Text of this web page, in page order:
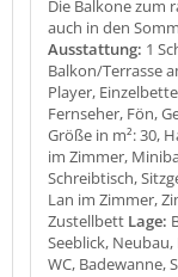
Die Balkone zum
auch in den
Ausstattung: 1
Balkon/Terrasse
Player,
Fernseher, Fön,
Größe in m²: 30,
im Zimmer,
Schreibtisch,
Lan im Zimmer,
Zustellbett Lage:
Seeblick,
WC, Badewanne,